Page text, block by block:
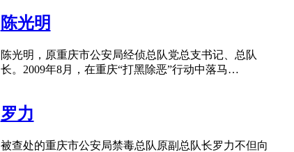
陈光明
陈光明，原重庆市公安局经侦总队党总支书记、总队
长。2009年8月，在重庆“打黑除恶”行动中落马…
罗力
被查处的重庆市公安局禁毒总队原副总队长罗力不但向